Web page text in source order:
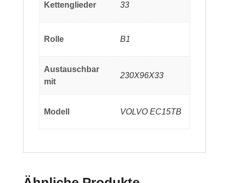
Kettenglieder 33
Rolle B1
Austauschbar
mit
230X96X33
Modell VOLVO EC15TB